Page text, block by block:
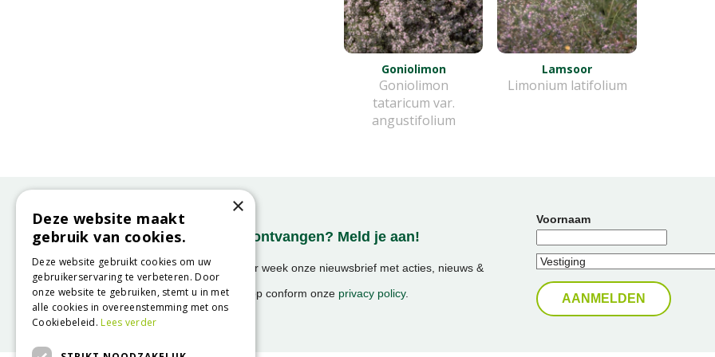
Goniolimon
Goniolimon
tataricum var.
angustifolium
Lamsoor
Limonium latifolium
Onze nieuwsbrief ontvangen? Meld je aan!
Ontvang ongeveer 1x per week onze nieuwsbrief met acties, nieuws &
activiteiten!
We slaan uw gegevens op conform onze privacy policy.
Voornaam
×
Deze website maakt
gebruik van cookies.
Deze website gebruikt cookies om uw
gebruikerservaring te verbeteren. Door
onze website te gebruiken, stemt u in met
alle cookies in overeenstemming met ons
Cookiebeleid.Lees verder